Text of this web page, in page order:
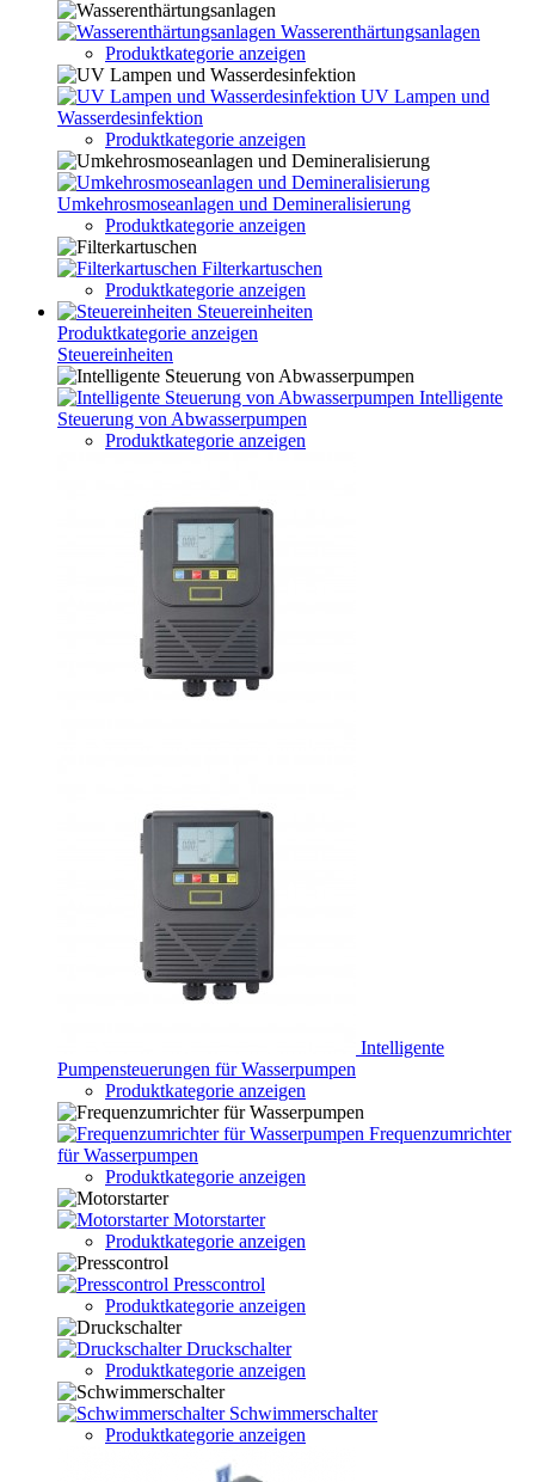
Wasserenthärtungsanlagen
Produktkategorie anzeigen
UV Lampen und
Wasserdesinfektion
Produktkategorie anzeigen
Umkehrosmoseanlagen und Demineralisierung
Produktkategorie anzeigen
Filterkartuschen
Produktkategorie anzeigen
Steuereinheiten
Produktkategorie anzeigen
Steuereinheiten
Intelligente
Steuerung von Abwasserpumpen
Produktkategorie anzeigen
Intelligente
Pumpensteuerungen für Wasserpumpen
Produktkategorie anzeigen
Frequenzumrichter
für Wasserpumpen
Produktkategorie anzeigen
Motorstarter
Produktkategorie anzeigen
Presscontrol
Produktkategorie anzeigen
Druckschalter
Produktkategorie anzeigen
Schwimmerschalter
Produktkategorie anzeigen